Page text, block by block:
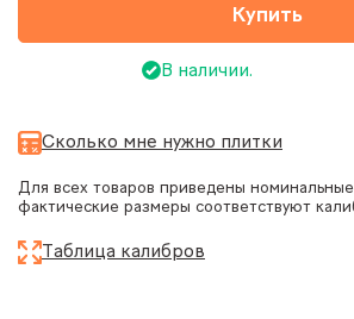
Купить
В наличии.
Сколько мне нужно плитки
Для всех товаров приведены
фактические размеры соответствуют
Таблица калибров